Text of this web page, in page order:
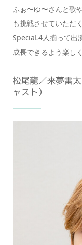
ふぉ〜ゆ〜さんと歌
も挑戦させていただ
SpeciaL4人揃って出
成長できるよう楽し
松尾龍／来夢雷
ャスト）